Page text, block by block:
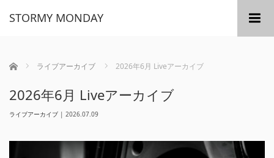
STORMY MONDAY
ホーム ライブアーカイブ 2026年6月 Liveアーカイブ
2026年6月 Liveアーカイブ
ライブアーカイブ | 2026.07.09